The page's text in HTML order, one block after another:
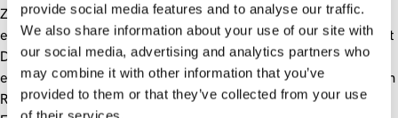
provide social media features and to analyse our traffic.
We also share information about your use of our site with
our social media, advertising and analytics partners who
may combine it with other information that you’ve
provided to them or that they’ve collected from your use
of their services.
Ziel des Projektes ist es, mit Methoden von Kunst und Design
ein größeres Bewusstsein für die Situation von Menschen mit
Demenz zu schaffen und ihnen neue Perspektiven auf die
eigenen Fähigkeiten sowie ihr soziales Umfeld zu eröffnen. Im
Rahmen von DNEMEZ PTRIPEKESVEN stellt das